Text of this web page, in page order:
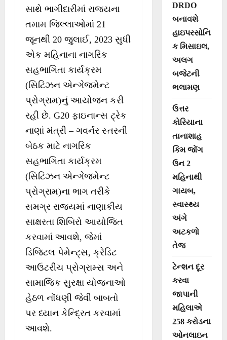
સાથે ભાગીદારીમાં રાજ્યના
તમામ જિલ્લાઓમાં 21
જૂનથી 20 જુલાઈ, 2023 સુધી
એક મહિનાના નાગરિક
સહભાગિતા કાર્યક્રમ
(સિટિઝન એન્ગેજમેન્ટ
પ્રોગ્રામ)નું આયોજન કરી
રહી છે. G20 ફાઇનાન્સ ટ્રેક
નાણાં મંત્રી – ગવર્નર સ્તરની
બેઠક માટે નાગરિક
સહભાગિતા કાર્યક્રમ
(સિટિઝન એન્ગેજમેન્ટ
પ્રોગ્રામ)ના ભાગ તરીકે
સમગ્ર રાજ્યમાં નાણાકીય
સાક્ષરતા શિબિરો આયોજિત
કરવામાં આવશે, જેમાં
ડિજિટલ પેમેન્ટ્સ, ક્રેડિટ
આઉટરીચ પ્રોગ્રામ્સ અને
સામાજિક સુરક્ષા યોજનાઓ
હેઠળ નોંધણી જેવી બાબતો
પર ધ્યાન કેન્દ્રિત કરવામાં
આવશે.
DRDO
બનાવશે
હાઇપરસોનિ
ક મિસાઇલ,
અલગ
બજેટની
ભલામણ
ઉત્તર
કોરિયાના
તાનાશાહ
કિમ જોંગ
ઉન 2
મહિનાથી
ગાયબ,
સ્વાસ્થ્ય
અંગે
અટકળો
તેજ
ટેન્શન દૂર
કરવા
જાપાની
મહિલાએ
258 કરોડના
ઓનલાઇન